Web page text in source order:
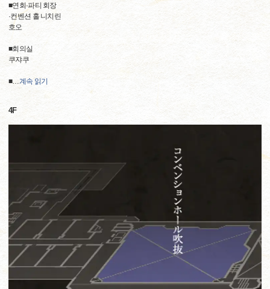
■연회·파티 회장
·컨벤션 홀 니치린
호오
■회의실
쿠쟈쿠
■… 계속 읽기
4F